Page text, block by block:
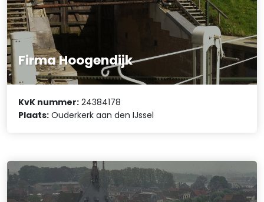
Firma Hoogendijk
KvK nummer: 24384178
Plaats: Ouderkerk aan den IJssel